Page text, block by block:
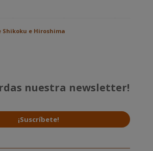
Shikoku e Hiroshima
nuestra newsletter!
¡Suscríbete!